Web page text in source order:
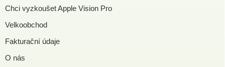
Chci vyzkoušet Apple Vision Pro
Velkoobchod
Fakturační údaje
O nás